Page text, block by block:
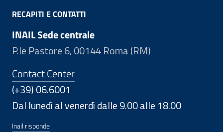
RECAPITI E CONTATTI
INAIL Sede centrale
P.le Pastore 6, 00144 Roma (RM)
Contact Center
(+39) 06.6001
Dal lunedì al venerdì dalle 9.00 alle 18.00
Inail risponde